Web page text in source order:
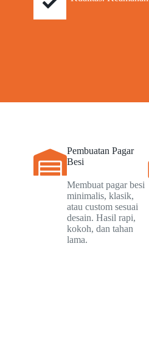
Pembuatan Pagar
Besi
Membuat pagar besi
minimalis, klasik,
atau custom sesuai
desain. Hasil rapi,
kokoh, dan tahan
lama.